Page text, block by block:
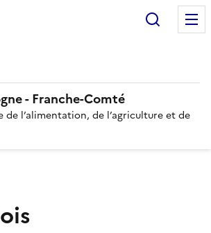
- Franche-Comté
l’alimentation, de l’agriculture et de